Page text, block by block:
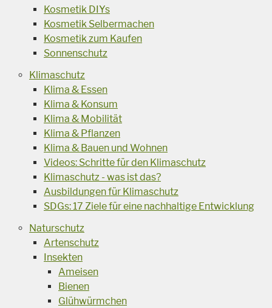
Kosmetik DIYs
Kosmetik Selbermachen
Kosmetik zum Kaufen
Sonnenschutz
Klimaschutz
Klima & Essen
Klima & Konsum
Klima & Mobilität
Klima & Pflanzen
Klima & Bauen und Wohnen
Videos: Schritte für den Klimaschutz
Klimaschutz - was ist das?
Ausbildungen für Klimaschutz
SDGs: 17 Ziele für eine nachhaltige Entwicklung
Naturschutz
Artenschutz
Insekten
Ameisen
Bienen
Glühwürmchen